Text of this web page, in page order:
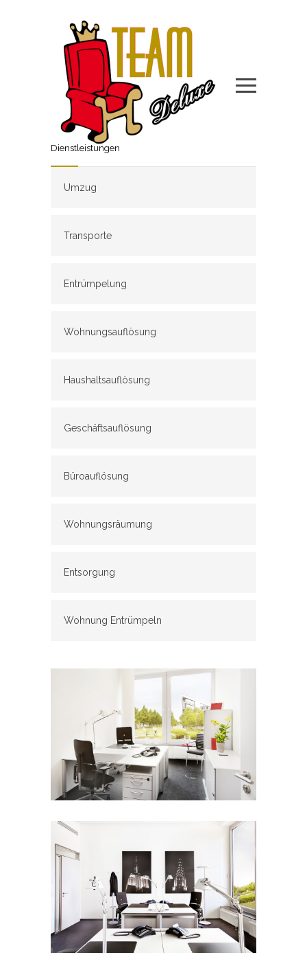
Dienstleistungen
Umzug
Transporte
Entrümpelung
Wohnungsauflösung
Haushaltsauflösung
Geschäftsauflösung
Büroauflösung
Wohnungsräumung
Entsorgung
Wohnung Entrümpeln